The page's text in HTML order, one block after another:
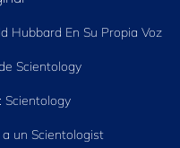
Hubbard En Su Propia Voz
Scientology
Scientology
un Scientologist